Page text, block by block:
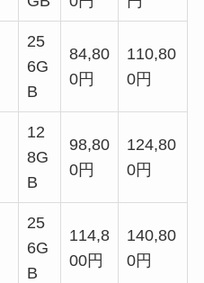
25
6G
B
84,80
0円
110,80
0円
12
8G
B
98,80
0円
124,80
0円
25
6G
B
114,8
00円
140,80
0円